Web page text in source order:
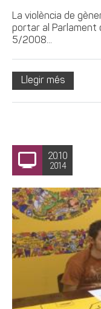
La violència de
portar al Parlament
5/2008...
Llegir més
20.10
2014